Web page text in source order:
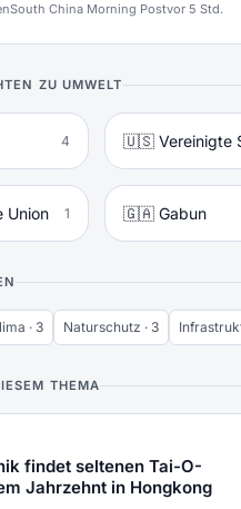
South China Morning Postvor 5 Std.
ZU UMWELT
4 🇺🇸 Vereinigte
1 🇬🇦 Gabun
· 3 Naturschutz · 3
THEMA
findet seltenen Tai-O-
Jahrzehnt in Hongkong